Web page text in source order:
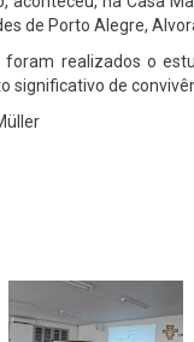
de Porto Alegre,
foram realizados o
significativo de